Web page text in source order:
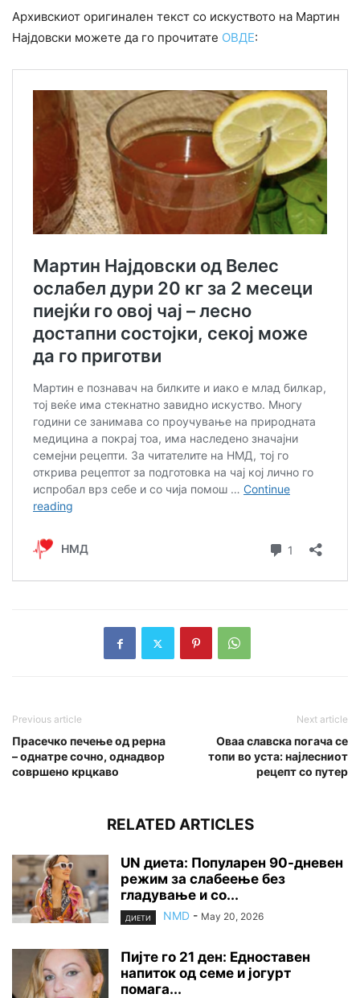
Архивскиот оригинален текст со искуството на Мартин
Најдовски можете да го прочитате ОВДЕ:
Previous article
Прасечко печење од рерна
– однатре сочно, однадвор
совршено крцкаво
Next article
Оваа славска погача се
топи во уста: најлесниот
рецепт со путер
RELATED ARTICLES
UN диета: Популарен 90-дневен
режим за слабеење без
гладување и со...
ДИЕТИ NMD - May 20, 2026
Пијте го 21 ден: Едноставен
напиток од семе и јогурт
помага...